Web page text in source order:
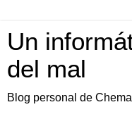
Un
del mal
Blog personal de